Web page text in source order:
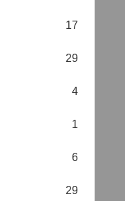
17
29
4
1
6
29